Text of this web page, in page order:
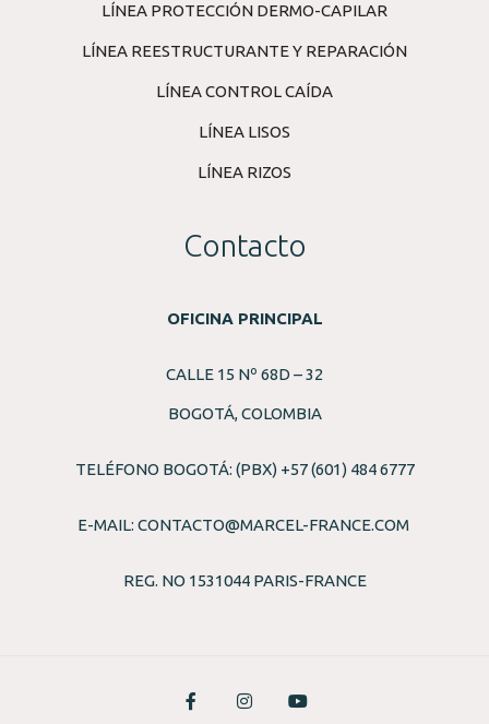
LÍNEA PROTECCIÓN DERMO-CAPILAR
LÍNEA REESTRUCTURANTE Y REPARACIÓN
LÍNEA CONTROL CAÍDA
LÍNEA LISOS
LÍNEA RIZOS
Contacto
OFICINA PRINCIPAL
CALLE 15 Nº 68D – 32
BOGOTÁ, COLOMBIA
TELÉFONO BOGOTÁ: (PBX) +57 (601) 484 6777
E-MAIL: CONTACTO@MARCEL-FRANCE.COM
REG. NO 1531044 PARIS-FRANCE